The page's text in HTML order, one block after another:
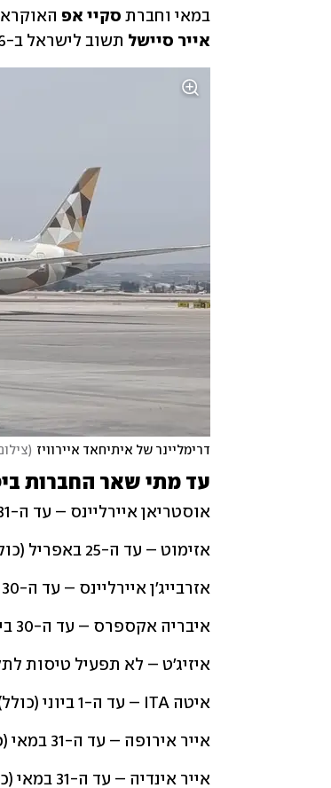
במאי וחברת סקיי אפ האוקראינית
אייר סיישל תשוב לישראל ב-6 במאי.
דרימליינר של איתיחאד איירוויז (
עד מתי שאר החברות
אוסטריאן איירליינס – עד ה-31 במאי (כולל).
אזימוט – עד ה-25 באפריל (כולל).
אזרבייג'ן איירליינס – עד ה-30 באפריל (כולל).
איבריה אקספרס – עד ה-30 ביוני (כולל).
איזיג'ט – לא תפעיל טיסות
איטה ITA – עד ה-1 ביוני (כולל).
אייר אירופה – עד ה-31 במאי (כולל).
אייר אינדיה – עד ה-31 במאי (כולל).